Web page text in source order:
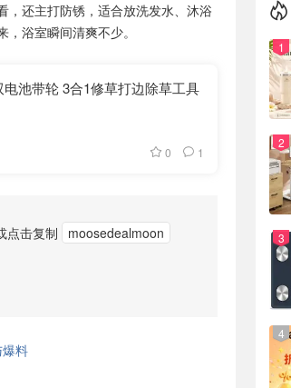
，还主打防锈，适合放洗发水、沐浴
浴室瞬间清爽不少。
池带轮 3合1修草打边除草工具
0 1
点击复制
moosedealmoon
料